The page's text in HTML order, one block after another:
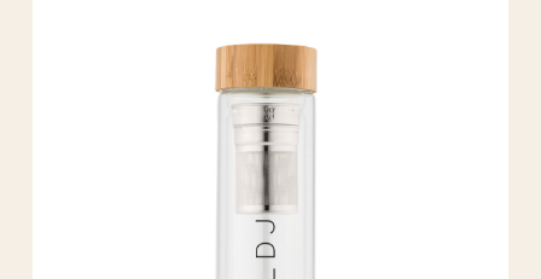
ancien